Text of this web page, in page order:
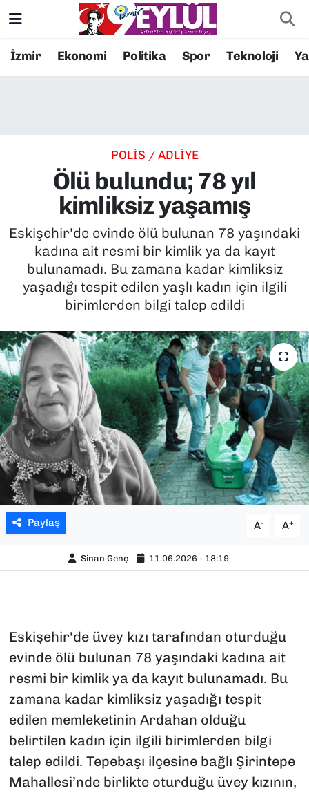
İzmir Ekonomi Politika Spor Teknoloji
POLİS / ADLİYE
Ölü bulundu; 78 yıl
kimliksiz yaşamış
Eskişehir'de evinde ölü bulunan 78 yaşındaki
kadına ait resmi bir kimlik ya da kayıt
bulunamadı. Bu zamana kadar kimliksiz
yaşadığı tespit edilen yaşlı kadın için ilgili
birimlerden bilgi talep edildi
Paylaş A- A+
Sinan Genç 11.06.2026 - 18:19
Eskişehir'de üvey kızı tarafından oturduğu
evinde ölü bulunan 78 yaşındaki kadına ait
resmi bir kimlik ya da kayıt bulunamadı. Bu
zamana kadar kimliksiz yaşadığı tespit
edilen memleketinin Ardahan olduğu
belirtilen kadın için ilgili birimlerden bilgi
talep edildi. Tepebaşı ilçesine bağlı Şirintepe
Mahallesi’nde birlikte oturduğu üvey kızının,
Resmi İlanlar
EKONOMİ
KÜLTÜR SANAT
MAGAZİN
POLİTİKA
SAĞLIK
SPOR
TEKNOLOJİ
YAŞAM
YEREL YÖNETİMLER
Konak Nöbetçi Eczaneler
Süper Lig Puan Durumu ve Fikstür
Tüm Manşetler
Son Dakika Haberleri
Haber Arşivi